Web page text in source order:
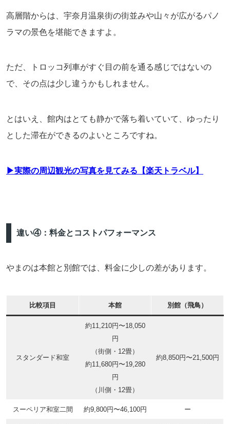
高層階からは、宇奈月温泉街の街並みや山々が広がるパノ
ラマの景色を堪能できますよ。
ただ、トロッコ列車がすぐ目の前を通る感じではないの
で、その点は少し違うかもしれません。
とはいえ、館内はとても静かで落ち着いていて、ゆったり
とした滞在ができるのよいところですね。
▶実際の周辺観光の写真を見てみる【楽天トラベル】
違い④：料金とコストパフォーマンス
やまのは本館と別館では、料金に少しの差があります。
比較項目 本館 別館（飛鳥）
スタンダード和室
約11,210円〜18,050
円
（街側・12畳）
約11,680円〜19,280
円
（川側・12畳）
約8,850円〜21,500円
スーペリア和室二間 約9,800円〜46,100円 ー